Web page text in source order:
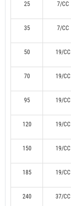
25 7/CC
35 7/CC
50 19/CC
70 19/CC
95 19/CC
120 19/CC
150 19/CC
185 19/CC
240 37/CC